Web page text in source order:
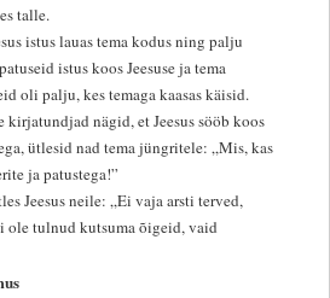
talle.
istus lauas tema kodus ning palju
istus koos Jeesuse ja tema
oli palju, kes temaga kaasas käisid.
kirjatundjad nägid, et Jeesus sööb koos
ütlesid nad tema jüngritele: „Mis, kas
ja patustega!”
Jeesus neile: „Ei vaja arsti terved,
ole tulnud kutsuma õigeid, vaid